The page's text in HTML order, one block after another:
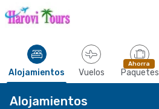
Alojamientos Vuelos
Ahorra
Paquetes
Alojamientos